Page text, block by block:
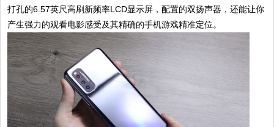
打孔的6.57英尺高刷新频率LCD显示屏，配置的双扬声器，还能让你
产生强力的观看电影感受及其精确的手机游戏精准定位。